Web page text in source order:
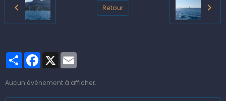
Retour
PartagerFacebook
X
Aucun évènement à afficher.